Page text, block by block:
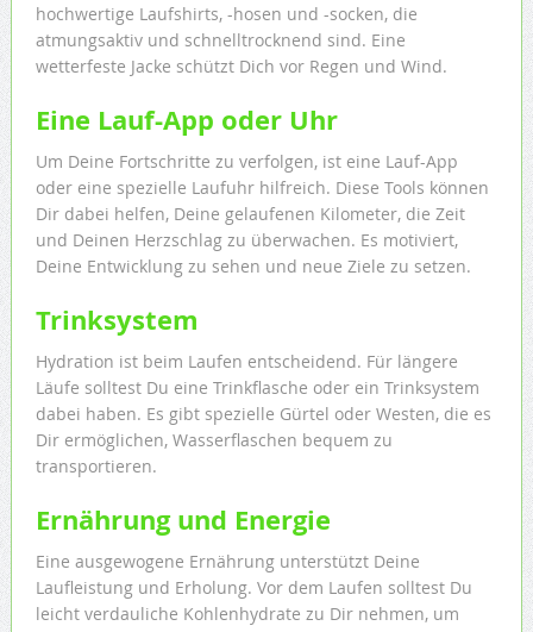
hochwertige Laufshirts, -hosen und -socken, die
atmungsaktiv und schnelltrocknend sind. Eine
wetterfeste Jacke schützt Dich vor Regen und Wind.
Eine Lauf-App oder Uhr
Um Deine Fortschritte zu verfolgen, ist eine Lauf-App
oder eine spezielle Laufuhr hilfreich. Diese Tools können
Dir dabei helfen, Deine gelaufenen Kilometer, die Zeit
und Deinen Herzschlag zu überwachen. Es motiviert,
Deine Entwicklung zu sehen und neue Ziele zu setzen.
Trinksystem
Hydration ist beim Laufen entscheidend. Für längere
Läufe solltest Du eine Trinkflasche oder ein Trinksystem
dabei haben. Es gibt spezielle Gürtel oder Westen, die es
Dir ermöglichen, Wasserflaschen bequem zu
transportieren.
Ernährung und Energie
Eine ausgewogene Ernährung unterstützt Deine
Laufleistung und Erholung. Vor dem Laufen solltest Du
leicht verdauliche Kohlenhydrate zu Dir nehmen, um